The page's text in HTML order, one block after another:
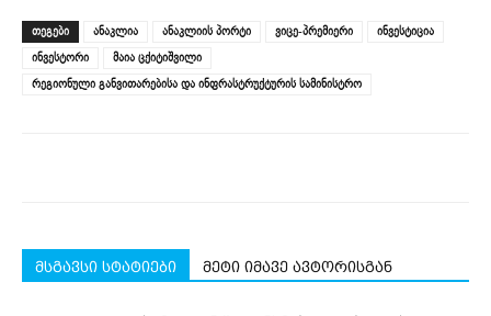
(Opens
in
new
window)
in
new
window)
(Opens
in
new
window)
(Opens
in
(Opens
in
new
window)
ᲗᲔᲒᲔᲑᲘ ანაკლია ანაკლიის პორტი ვიცე-პრემიერი
ინვესტიცია
ინვესტორი
მაია ცქიტიშვილი
რეგიონული განვითარებისა და ინფრასტრუქტურის სამინისტრო
მსგავსი სტატიები მეტი იმავე ავტორისგან